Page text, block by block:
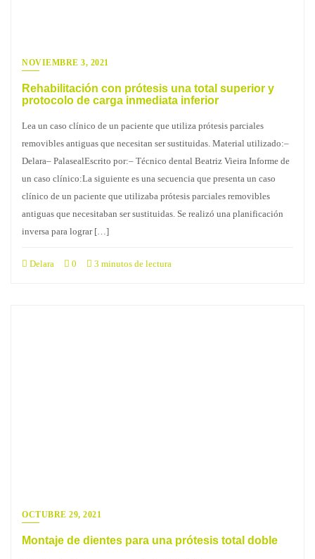
NOVIEMBRE 3, 2021
Rehabilitación con prótesis una total superior y
protocolo de carga inmediata inferior
Lea un caso clínico de un paciente que utiliza prótesis parciales
removibles antiguas que necesitan ser sustituidas. Material utilizado:–
Delara– PalasealEscrito por:– Técnico dental Beatriz Vieira Informe de
un caso clínico:La siguiente es una secuencia que presenta un caso
clínico de un paciente que utilizaba prótesis parciales removibles
antiguas que necesitaban ser sustituidas. Se realizó una planificación
inversa para lograr […]
Delara 0 3 minutos de lectura
OCTUBRE 29, 2021
Montaje de dientes para una prótesis total doble